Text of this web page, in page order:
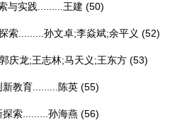
与实践......... 王建 (50)
索......... 孙文卓;李焱斌;余平义 (52)
郭庆龙;王志林;马天义;王东方 (53)
教育......... 陈英 (55)
索......... 孙海燕 (56)